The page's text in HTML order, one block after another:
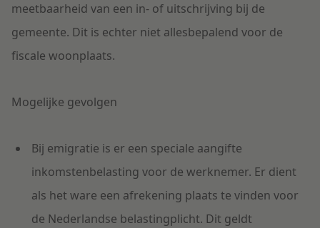
meetbaarheid van een in- of uitschrijving bij de
gemeente. Dit is echter niet allesbepalend voor de
fiscale woonplaats.
Mogelijke gevolgen
Bij emigratie is er een speciale aangifte
inkomstenbelasting voor de werknemer. Er dient
als het ware een afrekening plaats te vinden voor
de Nederlandse belastingplicht. Dit geldt